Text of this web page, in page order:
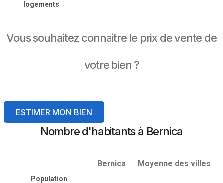
logements
Vous souhaitez connaitre le prix de vente de
votre bien ?
ESTIMER MON BIEN
Nombre d'habitants à Bernica
Bernica Moyenne des villes
Population